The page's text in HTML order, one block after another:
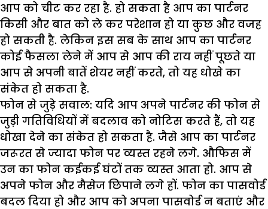
आप को चीट कर रहा है. हो सकता है आप का पार्टनर
किसी और बात को ले कर परेशान हो या कुछ और वजह
हो सकती है. लेकिन इस सब के साथ आप का पार्टनर
कोई फैसला लेने में आप से आप की राय नहीं पूछते या
आप से अपनी बातें शेयर नहीं करते, तो यह धोखे का
संकेत हो सकता है.
फोन से जुड़े सवाल: यदि आप अपने पार्टनर की फोन से
जुड़ी गतिविधियों में बदलाव को नोटिस करते हैं, तो यह
धोखा देने का संकेत हो सकता है. जैसे आप का पार्टनर
जरूरत से ज्यादा फोन पर व्यस्त रहने लगे. औफिस में
उन का फोन कईकई घंटों तक व्यस्त आता हो. आप से
अपने फोन और मैसेज छिपाने लगे हों. फोन का पासवोर्ड
बदल दिया हो और आप को अपना पासवोर्ड न बताएं और